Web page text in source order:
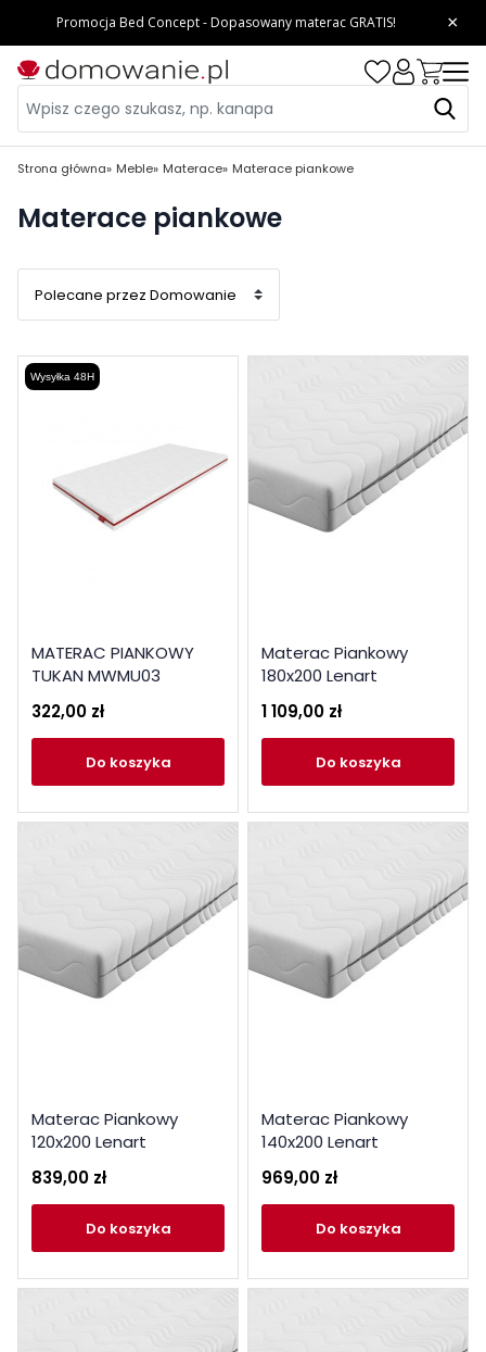
Strona główna Meble Materace Materace piankowe
Materace piankowe
Wysyłka 48H
MATERAC PIANKOWY
TUKAN MWMU03
322,00 zł
do koszyka
Materac Piankowy
180x200 Lenart
1 109,00 zł
do koszyka
Materac Piankowy
120x200 Lenart
839,00 zł
do koszyka
Materac Piankowy
140x200 Lenart
969,00 zł
do koszyka